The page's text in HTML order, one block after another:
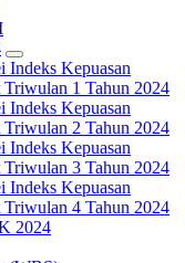
Indeks Kepuasan
Triwulan 1 Tahun 2024
Indeks Kepuasan
Triwulan 2 Tahun 2024
Indeks Kepuasan
Triwulan 3 Tahun 2024
Indeks Kepuasan
Triwulan 4 Tahun 2024
2024